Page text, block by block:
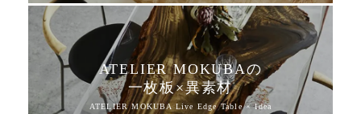
ATELIER MOKUBAの
一枚板×異素材